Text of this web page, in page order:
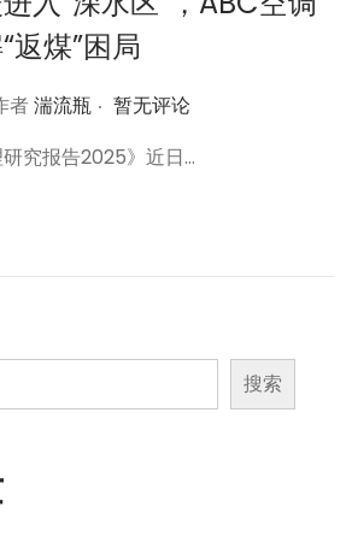
返煤”困局
者湍流瓶 . 暂无评论
研究报告2025》近日…
搜索